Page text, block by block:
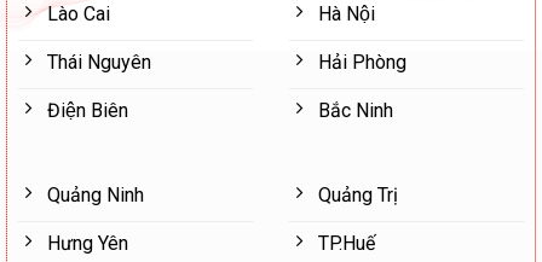
Lào Cai
Thái Nguyên
Điện Biên
Hà Nội
Hải Phòng
Bắc Ninh
Quảng Ninh
Hưng Yên
Quảng Trị
TP.Huế